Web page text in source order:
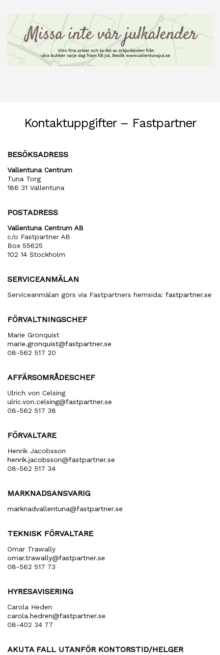
Kontaktuppgifter – Fastpartner
BESÖKSADRESS
Vallentuna Centrum
Tuna Torg
186 31 Vallentuna
POSTADRESS
Vallentuna Centrum AB
c/o Fastpartner AB
Box 55625
102 14 Stockholm
SERVICEANMÄLAN
Serviceanmälan görs via Fastpartners hemsida: fastpartner.se
FÖRVALTNINGSCHEF
Marie Grönquist
marie​.gronquist​@fastpartner​.se
08-562 517 20
AFFÄRSOMRÅDESCHEF
Ulrich von Celsing
ulric​.von​.celsing​@fastpartner​.se
08-562 517 38
FÖRVALTARE
Henrik Jacobsson
henrik​.jacobsson​@fastpartner​.se
08-562 517 34
MARKNADSANSVARIG
marknadvallentuna​@fastpartner​.se
TEKNISK FÖRVALTARE
Omar Trawally
omar.trawally@fastpartner.se
08-562 517 73
HYRESAVISERING
Carola Heden
carola​.hedren​@fastpartner​.se
08-402 34 77
AKUTA FALL UTANFÖR KONTORSTID/HELGER